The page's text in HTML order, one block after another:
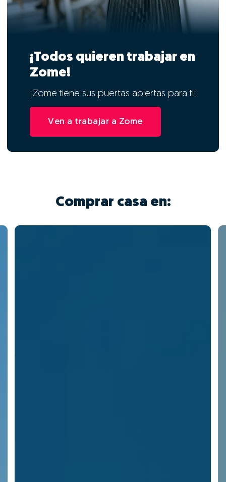
¡Todos quieren trabajar en
Zome!
¡Zome tiene sus puertas abiertas para ti!
Ven a trabajar a Zome
Comprar casa en: